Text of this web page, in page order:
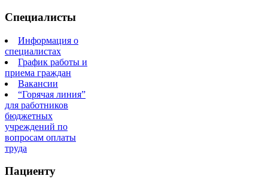
Специалисты
Информация о
специалистах
График работы и
приема граждан
Вакансии
“Горячая линия”
для работников
бюджетных
учреждений по
вопросам оплаты
труда
Пациенту